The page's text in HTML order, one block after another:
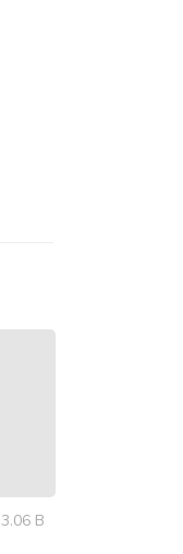
3.06 B